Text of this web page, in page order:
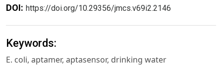
DOI: https://doi.org/10.29356/jmcs.v69i2.2146
Keywords:
E. coli, aptamer, aptasensor, drinking water